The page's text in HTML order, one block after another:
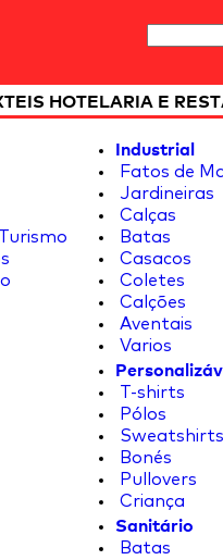
HOTELARIA E
Industrial
Fatos de
Jardineiras
Calças
Batas
Casacos
Coletes
Calções
Aventais
Varios
T-shirts
Pólos
Sweatshirts
Bonés
Pullovers
Criança
Sanitário
Batas